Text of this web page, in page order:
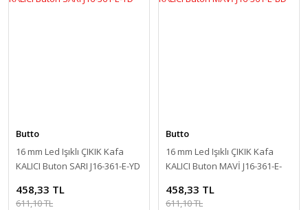
Butto
16 mm Led Işıklı ÇIKIK Kafa
KALICI Buton SARI J16-361-E-YD
458,33 TL
611,10 TL
Butto
16 mm Led Işıklı ÇIKIK Kafa
KALICI Buton MAVİ J16-361-E-
458,33 TL
611,10 TL